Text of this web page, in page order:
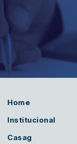
Home
Institucional
Casag